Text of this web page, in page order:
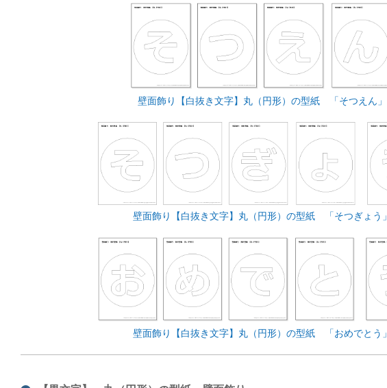
壁面飾り【白抜き文字】丸（円形）の型紙 「そつえん」
壁面飾り【白抜き文字】丸（円形）の型紙 「そつぎょう」
壁面飾り【白抜き文字】丸（円形）の型紙 「おめでとう」